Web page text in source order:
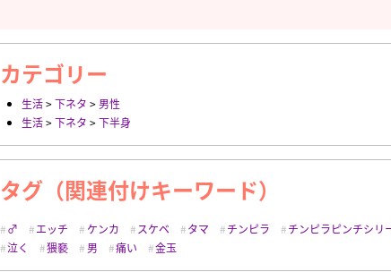
カテゴリー
生活>下ネタ > 男性
生活>下ネタ >下半身
タグ（関連付けキーワード）
♂ エッチ ケンカ スケベ タマ チンピラ チンピラピンチシリ
泣く
猥褻 男 痛い 金玉